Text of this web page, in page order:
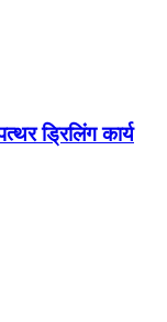
ड्रिलिंग कार्य